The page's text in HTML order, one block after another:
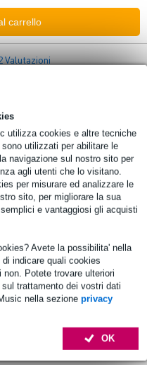
utilizza cookies e altre tecniche
utilizzati per abilitare le
navigazione sul nostro sito per
agli utenti che lo visitano.
per misurare ed analizzare le
sito, per migliorare la sua
e vantaggiosi gli acquisti
Avete la possibilita' nella
indicare quali cookies
Potete trovare ulteriori
trattamento dei vostri dati
nella sezione privacy
OK
carrello
Valutazioni
€ 125,00 €
il fornitore
carrello
9706UA-TP
138,00 €